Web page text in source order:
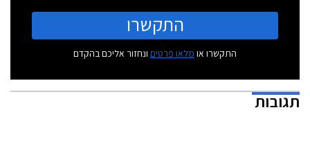
התקשרו
התקשרו או מלאו פרטים ונחזור אליכם בהקדם
תגובות